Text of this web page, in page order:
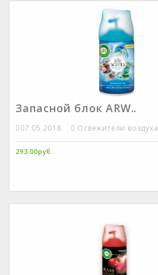
Запасной блок ARW..
07.05.2018 Освежители воздуха
293.00руб.